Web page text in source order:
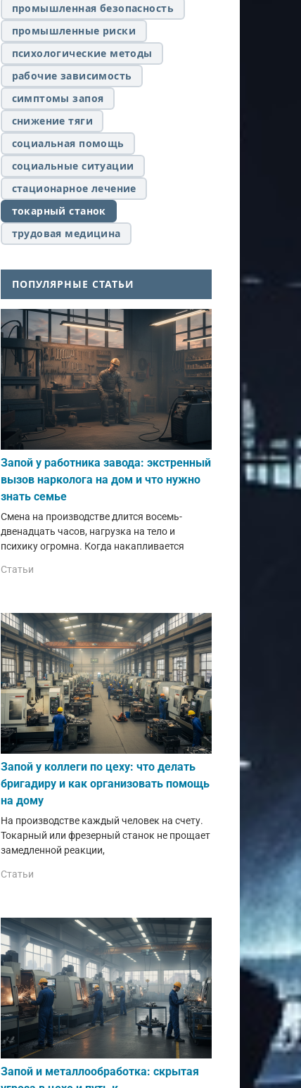
промышленная безопасность
промышленные риски
психологические методы
рабочие зависимость
симптомы запоя
снижение тяги
социальная помощь
социальные ситуации
стационарное лечение
токарный станок
трудовая медицина
ПОПУЛЯРНЫЕ СТАТЬИ
Запой у работника завода: экстренный
вызов нарколога на дом и что нужно
знать семье
Смена на производстве длится восемь-
двенадцать часов, нагрузка на тело и
психику огромна. Когда накапливается
Статьи
Запой у коллеги по цеху: что делать
бригадиру и как организовать помощь
на дому
На производстве каждый человек на счету.
Токарный или фрезерный станок не прощает
замедленной реакции,
Статьи
Запой и металлообработка: скрытая